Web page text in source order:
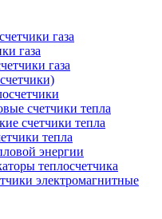
газа
газа
газа
счетчики тепла
счетчики тепла
тепла
энергии
теплосчетчика
электромагнитные